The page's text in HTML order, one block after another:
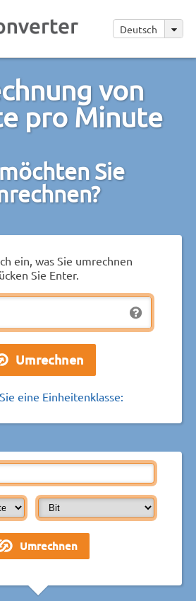
Deutsch
von
pro Minute
Sie
ein, was Sie umrechnen
Sie Enter.
eine Einheitenklasse: